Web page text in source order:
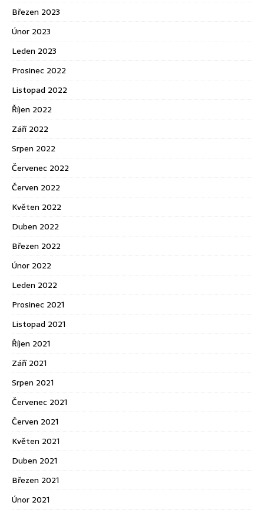
Březen 2023
Únor 2023
Leden 2023
Prosinec 2022
Listopad 2022
Říjen 2022
Září 2022
Srpen 2022
Červenec 2022
Červen 2022
Květen 2022
Duben 2022
Březen 2022
Únor 2022
Leden 2022
Prosinec 2021
Listopad 2021
Říjen 2021
Září 2021
Srpen 2021
Červenec 2021
Červen 2021
Květen 2021
Duben 2021
Březen 2021
Únor 2021